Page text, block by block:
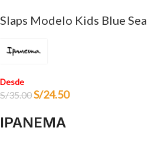
Slaps Modelo Kids Blue Sea
Desde
S/35.00S/24.50
IPANEMA